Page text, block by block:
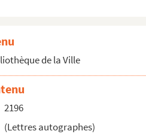
de Vienne (1645)
de la Ville
2196
(Lettres autographes)